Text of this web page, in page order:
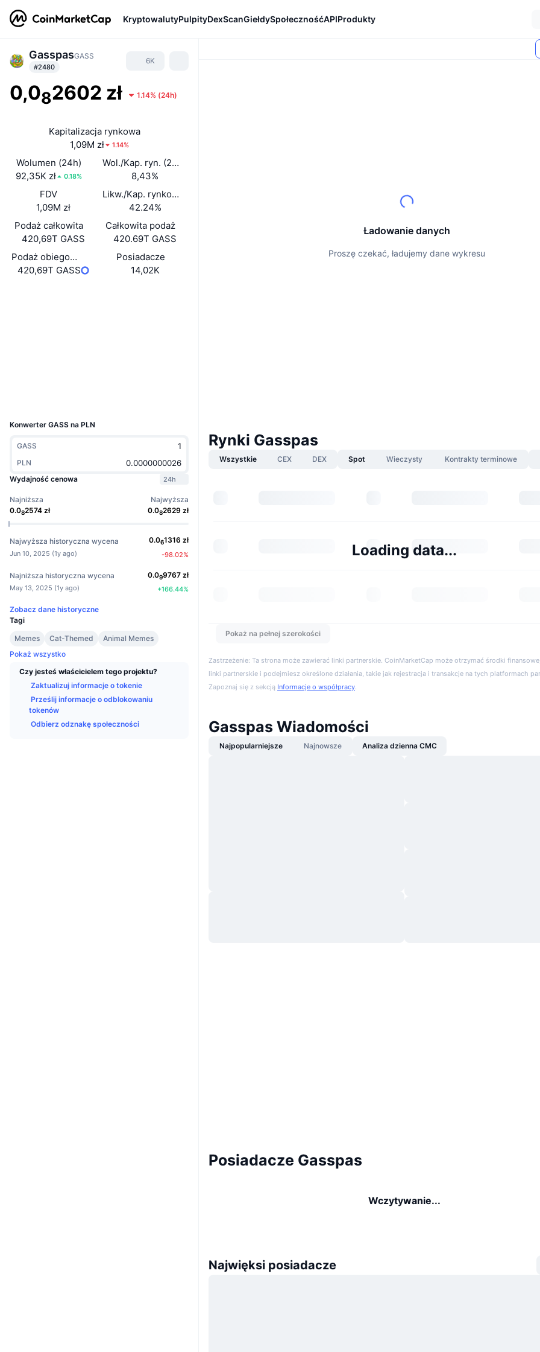
KryptowalutyPulpityDexScanGiełdySpołecznośćAPIProdukty
GasspasGASS
#2480
6K
0,082602 zł 1.14% (24h)
Kapitalizacja rynkowa
1,09M zł
1.14%
Wolumen (24h)
92,35K zł
0.18%
Wol./Kap. ryn. (24 h)
8,43%
FDV
1,09M zł
Likw./Kap. rynkowa
42.24%
Podaż całkowita
420,69T GASS
Całkowita podaż
420.69T GASS
Podaż obiegowa
420,69T GASS
Posiadacze
14,02K
Konwerter GASS na PLN
GASS
PLN
Wydajność cenowa
24h
Najniższa
0.082574 zł
Najwyższa
0.082629 zł
Najwyższa historyczna wycena
Jun 10, 2025 (1y ago)
0.061316 zł
-98.02%
Najniższa historyczna wycena
May 13, 2025 (1y ago)
0.099767 zł
+166.44%
Zobacz dane historyczne
Tagi
Memes
Cat-Themed
Animal Memes
Pokaż wszystko
Czy jesteś właścicielem tego projektu?
Zaktualizuj informacje o tokenie
Prześlij informacje o odblokowaniu
tokenów
Odbierz odznakę społeczności
Ładowanie danych
Proszę czekać, ładujemy dane wykresu
Rynki Gasspas
Wszystkie CEX DEX Spot Wieczysty Kontrakty terminowe
Loading data...
Pokaż na pełnej szerokości
Zastrzeżenie: Ta strona może zawierać linki partnerskie. CoinMarketCap może otrzymać środki
linki partnerskie i podejmiesz określone działania, takie jak rejestracja i transakcje na tych platformach
Zapoznaj się z sekcją Informacje o współpracy.
Gasspas Wiadomości
Najpopularniejsze Najnowsze Analiza dzienna CMC
Posiadacze Gasspas
Wczytywanie...
Najwięksi posiadacze